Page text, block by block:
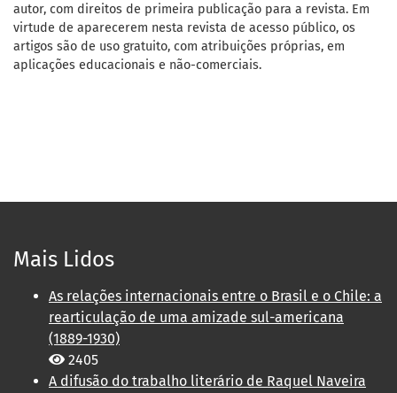
autor, com direitos de primeira publicação para a revista. Em
virtude de aparecerem nesta revista de acesso público, os
artigos são de uso gratuito, com atribuições próprias, em
aplicações educacionais e não-comerciais.
Mais Lidos
As relações internacionais entre o Brasil e o Chile: a
rearticulação de uma amizade sul-americana
(1889-1930)
2405
A difusão do trabalho literário de Raquel Naveira